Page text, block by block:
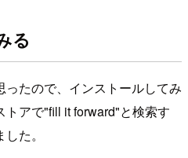
る
たので、インストールしてみ
アで"fill it forward"と検索す
た。